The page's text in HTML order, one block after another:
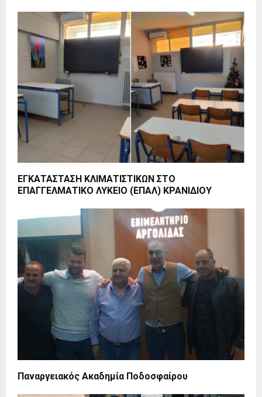
ΕΓΚΑΤΑΣΤΑΣΗ ΚΛΙΜΑΤΙΣΤΙΚΩΝ ΣΤΟ
ΕΠΑΓΓΕΛΜΑΤΙΚΟ ΛΥΚΕΙΟ (ΕΠΑΛ) ΚΡΑΝΙΔΙΟΥ
Παναργειακός Ακαδημία Ποδοσφαίρου